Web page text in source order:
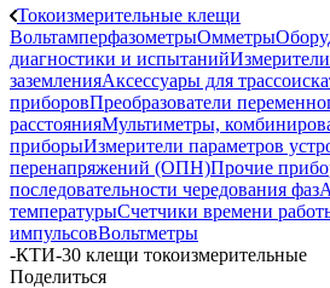
Токоизмерительные клещи
ВольтамперфазометрыОмметры
диагностики и испытаний
заземленияАксессуары для
приборовПреобразователи
расстоянияМультиметры,
приборыИзмерители параметров
перенапряжений (ОПН)Прочие
последовательности чередования фаз
температурыСчетчики времени
импульсовВольтметры
-КТИ-30 клещи токоизмерительные
Поделиться